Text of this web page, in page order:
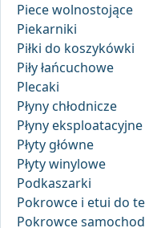
Piece wolnostojące
Piekarniki
Piłki do koszykówki
Piły łańcuchowe
Plecaki
Płyny chłodnicze
Płyny eksploatacyjne
Płyty główne
Płyty winylowe
Podkaszarki
Pokrowce i etui do
Pokrowce